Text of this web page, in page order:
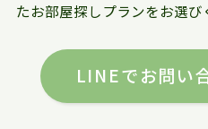
たお部屋探しプランをお選び
LINEでお問い